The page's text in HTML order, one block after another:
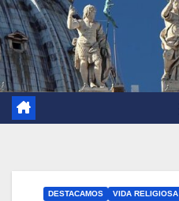
DESTACAMOS VIDA RELIGIOSA